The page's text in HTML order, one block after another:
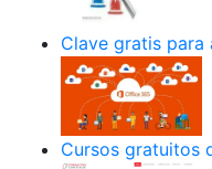
Clave gratis
Cursos gratuitos